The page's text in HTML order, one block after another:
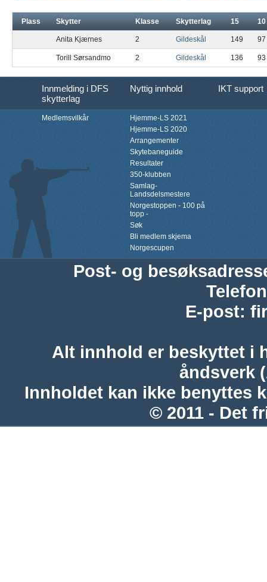
Plass Skytter Klasse Skytterlag 15 10
Anita Kjærnes 2 Gildeskål 149 97
Torill Sørsandmo 2 Gildeskål 136 93
Innmelding i DFS
skytterlag
Nyttig innhold IKT support
Medlemsvilkår
Hjemme-LS 2021
Hjemme-LS 2020
Arrangementer
Skytebaneguide
Resultater
350-klubben
Samlag-
Landsdelsmestere
Norgestoppen - 100 på
topp -
Søk
Bli medlem skjema
Norgescupen
Post- og
Telefon
E-post:
Alt innhold er beskyttet i
åndsverk
Innholdet kan ikke benyttes
© 2011 - Det